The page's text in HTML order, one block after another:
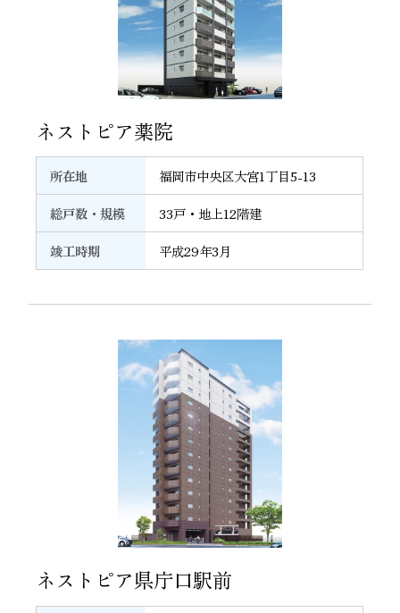
ネストピア薬院 22
所在地
福岡市中央区大宮1丁目5-13
総戸数・規模
33戸・地上12階建
竣工時期
平成29年3月
ネストピア県庁口駅前 21